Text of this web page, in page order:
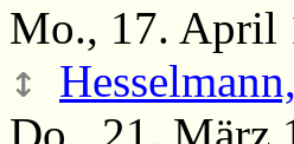
Mo., 17. April
↕